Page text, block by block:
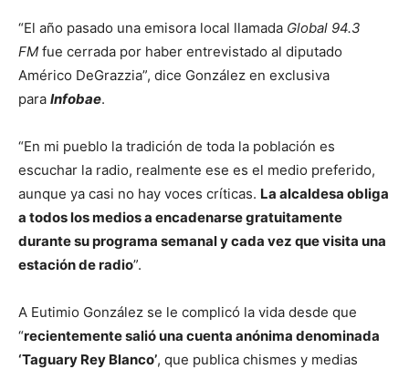
“El año pasado una emisora local llamada Global 94.3
FM fue cerrada por haber entrevistado al diputado
Américo DeGrazzia”, dice González en exclusiva
para Infobae.
“En mi pueblo la tradición de toda la población es
escuchar la radio, realmente ese es el medio preferido,
aunque ya casi no hay voces críticas. La alcaldesa obliga
a todos los medios a encadenarse gratuitamente
durante su programa semanal y cada vez que visita una
estación de radio”.
A Eutimio González se le complicó la vida desde que
“recientemente salió una cuenta anónima denominada
‘Taguary Rey Blanco’, que publica chismes y medias